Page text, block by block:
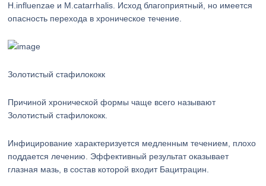
H.influenzae и M.catarrhalis. Исход благоприятный, но имеется
опасность перехода в хроническое течение.
Золотистый стафилококк
Причиной хронической формы чаще всего называют
Золотистый стафилококк.
Инфицирование характеризуется медленным течением, плохо
поддается лечению. Эффективный результат оказывает
глазная мазь, в состав которой входит Бацитрацин.